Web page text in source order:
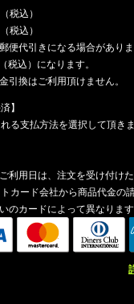
税込）
税込）
便代引きになる場合がありま
税込）になります。
換はご利用頂けません。
】
る支払方法を選択して頂き
利用日は、注文を受け付け
カード会社から商品代金の
のカードによって異なります